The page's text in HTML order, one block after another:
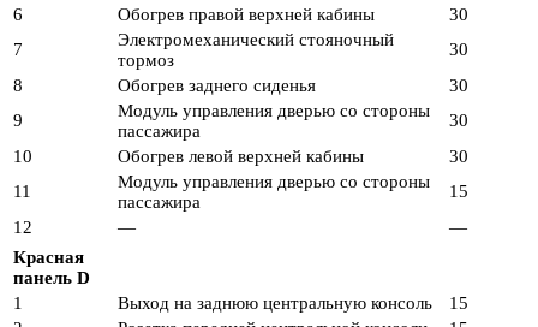
6
Обогрев правой верхней кабины
30
7
Электромеханический стояночный
тормоз
30
8
Обогрев заднего сиденья
30
9
Модуль управления дверью со стороны
пассажира
30
10
Обогрев левой верхней кабины
30
11
Модуль управления дверью со стороны
пассажира
15
12
—
—
Красная
панель D
1
Выход на заднюю центральную консоль
15